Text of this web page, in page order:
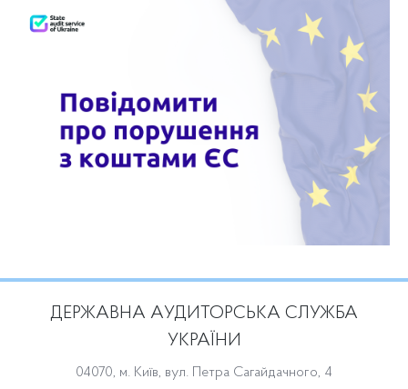
ДЕРЖАВНА АУДИТОРСЬКА СЛУЖБА
УКРАЇНИ
04070, м. Київ, вул. Петра Сагайдачного, 4